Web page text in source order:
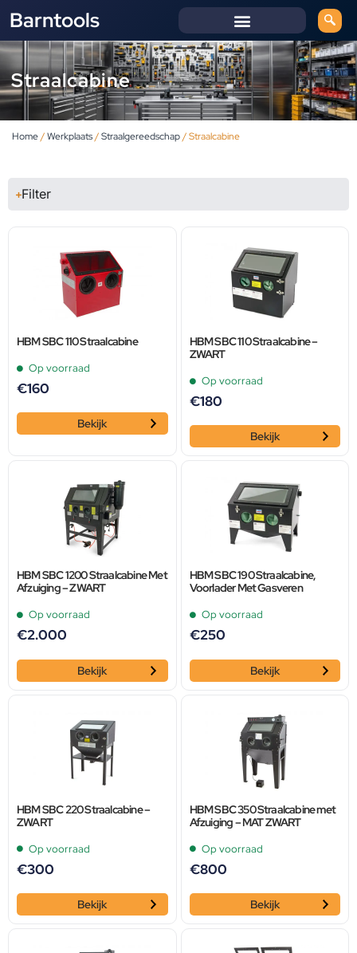
Barntools
Straalcabine
Home/Werkplaats/Straalgereedschap/ Straalcabine
Filter
HBM SBC 110 Straalcabine
Op voorraad
€160
Bekijk
HBM SBC 110 Straalcabine –
ZWART
Op voorraad
€180
Bekijk
HBM SBC 1200 Straalcabine Met
Afzuiging – ZWART
Op voorraad
€2.000
Bekijk
HBM SBC 190 Straalcabine,
Voorlader Met Gasveren
Op voorraad
€250
Bekijk
HBM SBC 220 Straalcabine –
ZWART
Op voorraad
€300
Bekijk
HBM SBC 350 Straalcabine met
Afzuiging – MAT ZWART
Op voorraad
€800
Bekijk